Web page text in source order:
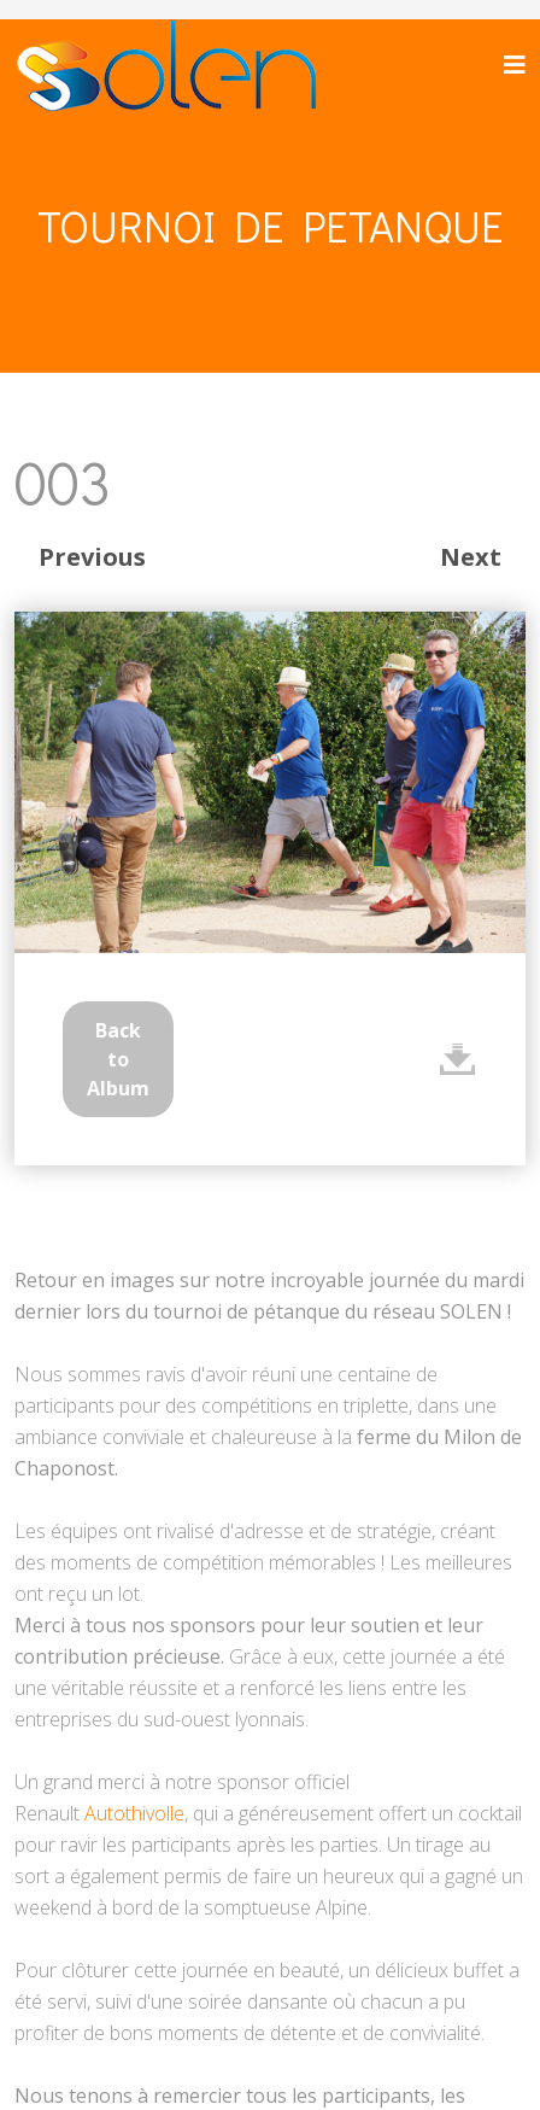
TOURNOI DE PETANQUE
003
Previous Next
Back
to
Album
Retour en images sur notre incroyable journée du mardi
dernier lors du tournoi de pétanque du réseau SOLEN !
Nous sommes ravis d'avoir réuni une centaine de
participants pour des compétitions en triplette, dans une
ambiance conviviale et chaleureuse à la ferme du Milon de
Chaponost.
Les équipes ont rivalisé d'adresse et de stratégie, créant
des moments de compétition mémorables ! Les meilleures
ont reçu un lot.
Merci à tous nos sponsors pour leur soutien et leur
contribution précieuse. Grâce à eux, cette journée a été
une véritable réussite et a renforcé les liens entre les
entreprises du sud-ouest lyonnais.
Un grand merci à notre sponsor officiel
RenaultAutothivolle, qui a généreusement offert un cocktail
pour ravir les participants après les parties. Un tirage au
sort a également permis de faire un heureux qui a gagné un
weekend à bord de la somptueuse Alpine.
Pour clôturer cette journée en beauté, un délicieux buffet a
été servi, suivi d'une soirée dansante où chacun a pu
profiter de bons moments de détente et de convivialité.
Nous tenons à remercier tous les participants, les